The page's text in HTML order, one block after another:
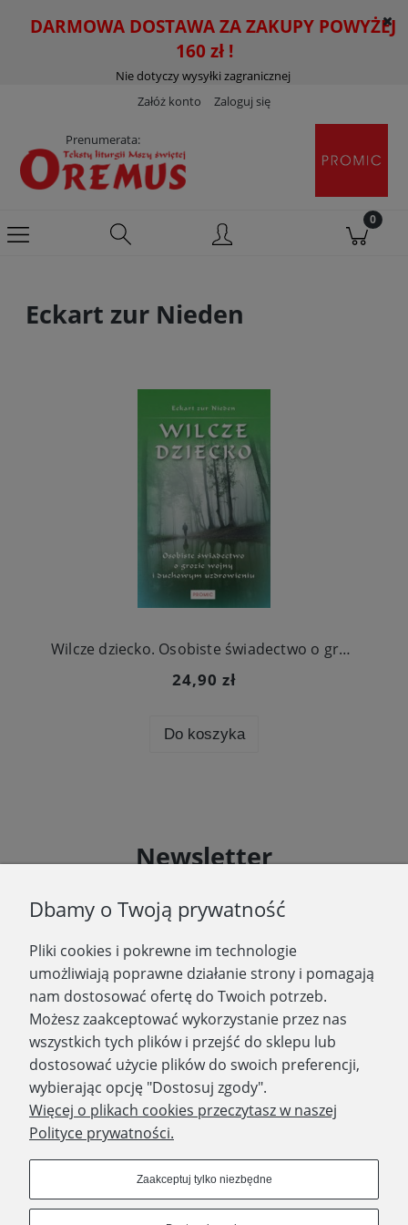
DARMOWA DOSTAWA ZA ZAKUPY POWYŻEJ
160 zł !
Nie dotyczy wysyłki zagranicznej
Załóż konto
Zaloguj się
Prenumerata:
Eckart zur Nieden
Wilcze dziecko. Osobiste świadectwo o grozie wojny i duchowym uzdrowieniu
24,90 zł
Do koszyka
Newsletter
informacje o nowościach i promocjach.
Zapisz się
WYDAWNICTWO PROMIC
PRODUKTY
Dbamy o Twoją prywatność
Pliki cookies i pokrewne im technologie
umożliwiają poprawne działanie strony i pomagają
nam dostosować ofertę do Twoich potrzeb.
Możesz zaakceptować wykorzystanie przez nas
wszystkich tych plików i przejść do sklepu lub
dostosować użycie plików do swoich preferencji,
wybierając opcję "Dostosuj zgody".
Więcej o plikach cookies przeczytasz w naszej
Polityce prywatności.
Zaakceptuj tylko niezbędne